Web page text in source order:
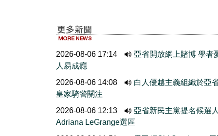
2026-08-06 17:14
亞省開放網上賭博 學者
人易成癮
2026-08-06 14:08
白人優越主義組織於亞
皇家騎警關注
2026-08-06 12:13
亞省新民主黨提名候選
Adriana LeGrange選區